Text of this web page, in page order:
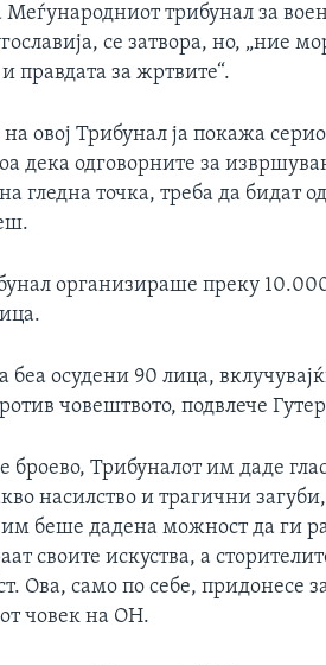
трибунал за
се затвора, но, „ние
правдата за жртвите“.
на овој Трибунал ја покажа
дека одговорните за
гледна точка, треба да бидат
организираше преку
беа осудени 90 лица,
човештвото, подвлече
броево, Трибуналот им даде
насилство и трагични
беше дадена можност да ги
своите искуства, а
Ова, само по себе, придонесе
човек на ОН.